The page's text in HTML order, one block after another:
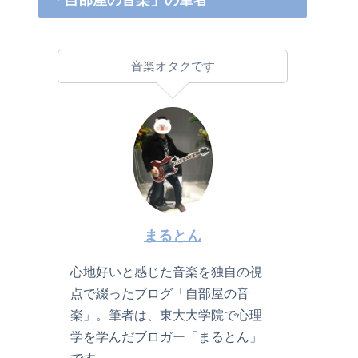
音楽オタクです
まるとん
心地好いと感じた音楽を独自の視
点で綴ったブログ「自部屋の音
楽」。筆者は、東大大学院で心理
学を学んだブロガー「まるとん」